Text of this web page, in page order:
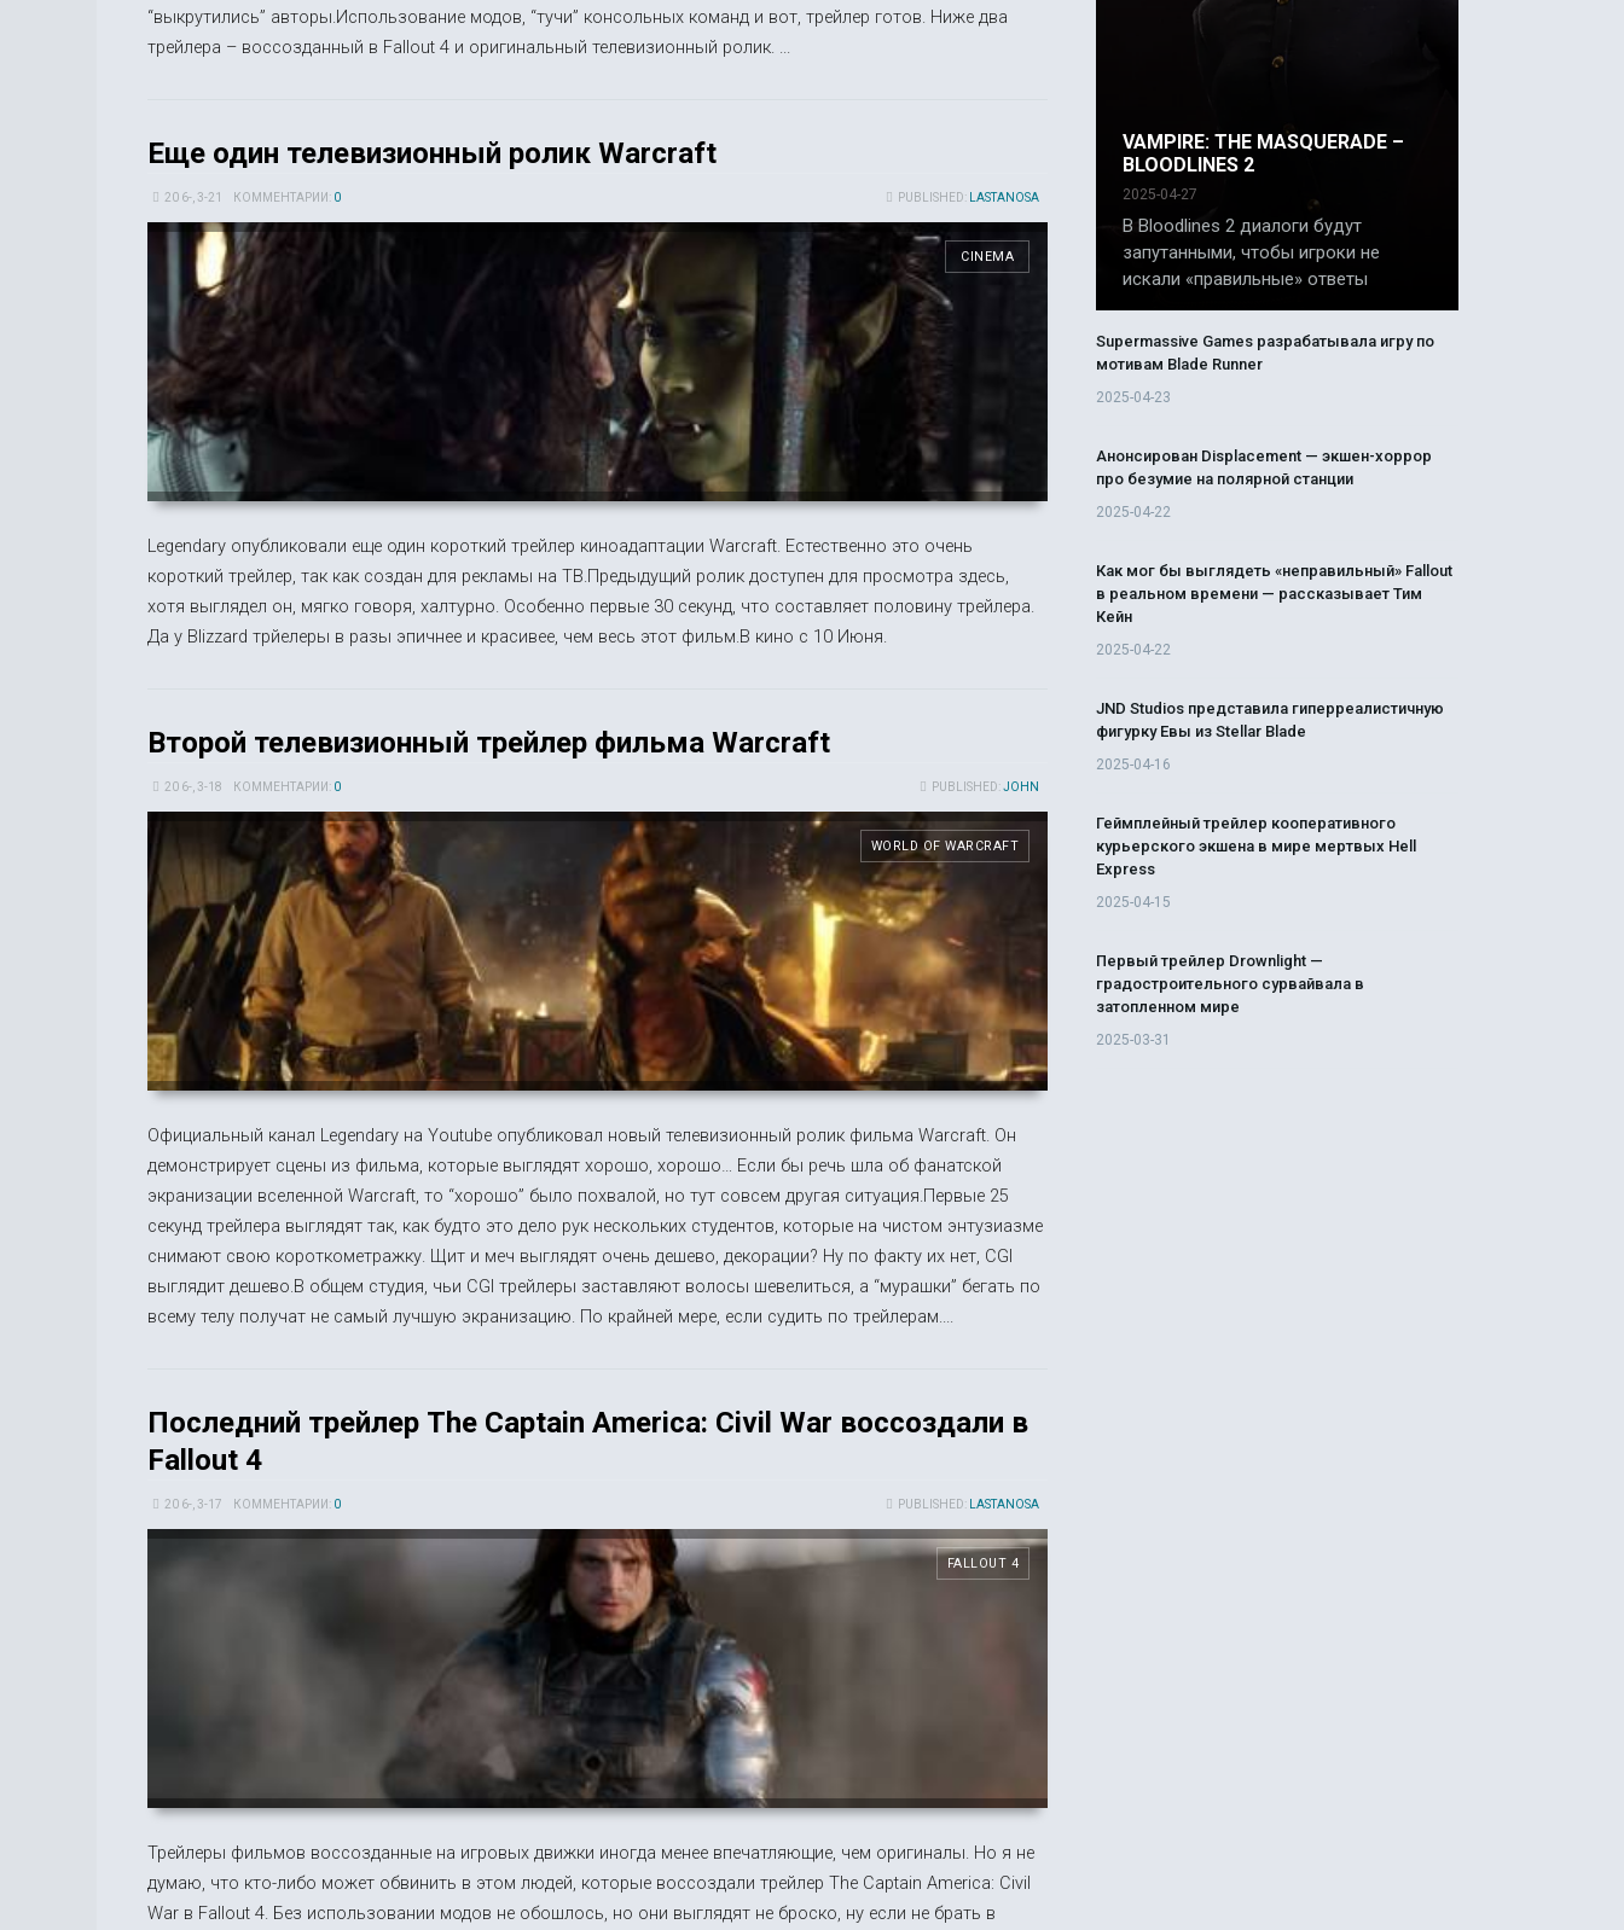
“выкрутились” авторы.Использование модов, “тучи” консольных команд и вот, трейлер готов. Ниже два
трейлера – воссозданный в Fallout 4 и оригинальный телевизионный ролик. ...
Еще один телевизионный ролик Warcraft
PUBLISHED: LASTANOSA
20 6-, 3-21 КОММЕНТАРИИ: 0
CINEMA
Legendary опубликовали еще один короткий трейлер киноадаптации Warcraft. Естественно это очень
короткий трейлер, так как создан для рекламы на ТВ.Предыдущий ролик доступен для просмотра здесь,
хотя выглядел он, мягко говоря, халтурно. Особенно первые 30 секунд, что составляет половину трейлера.
Да у Blizzard трйелеры в разы эпичнее и красивее, чем весь этот фильм.В кино с 10 Июня.
Второй телевизионный трейлер фильма Warcraft
PUBLISHED:JOHN
20 6-, 3-18 КОММЕНТАРИИ: 0
WORLD OF WARCRAFT
Официальный канал Legendary на Youtube опубликовал новый телевизионный ролик фильма Warcraft. Он
демонстрирует сцены из фильма, которые выглядят хорошо, хорошо… Если бы речь шла об фанатской
экранизации вселенной Warcraft, то “хорошо” было похвалой, но тут совсем другая ситуация.Первые 25
секунд трейлера выглядят так, как будто это дело рук нескольких студентов, которые на чистом энтузиазме
снимают свою короткометражку. Щит и меч выглядят очень дешево, декорации? Ну по факту их нет, CGI
выглядит дешево.В общем студия, чьи CGI трейлеры заставляют волосы шевелиться, а “мурашки” бегать по
всему телу получат не самый лучшую экранизацию. По крайней мере, если судить по трейлерам....
Последний трейлер The Captain America: Civil War воссоздали в
Fallout 4
PUBLISHED: LASTANOSA
20 6-, 3-17 КОММЕНТАРИИ: 0
FALLOUT 4
Трейлеры фильмов воссозданные на игровых движки иногда менее впечатляющие, чем оригиналы. Но я не
думаю, что кто-либо может обвинить в этом людей, которые воссоздали трейлер The Captain America: Civil
War в Fallout 4. Без использовании модов не обошлось, но они выглядят не броско, ну если не брать в
VAMPIRE: THE MASQUERADE –
BLOODLINES 2
2025-04-27
В Bloodlines 2 диалоги будут
запутанными, чтобы игроки не
искали «правильные» ответы
Supermassive Games разрабатывала игру по
мотивам Blade Runner
2025-04-23
Анонсирован Displacement — экшен-хоррор
про безумие на полярной станции
2025-04-22
Как мог бы выглядеть «неправильный» Fallout
в реальном времени — рассказывает Тим
Кейн
2025-04-22
JND Studios представила гиперреалистичную
фигурку Евы из Stellar Blade
2025-04-16
Геймплейный трейлер кооперативного
курьерского экшена в мире мертвых Hell
Express
2025-04-15
Первый трейлер Drownlight —
градостроительного сурвайвала в
затопленном мире
2025-03-31